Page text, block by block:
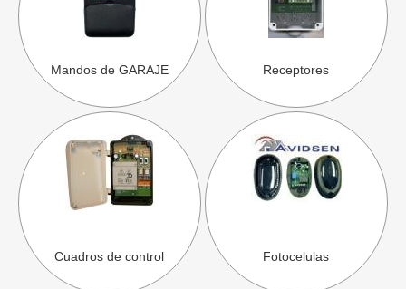
Mandos de GARAJE Receptores
Cuadros de control Fotocelulas